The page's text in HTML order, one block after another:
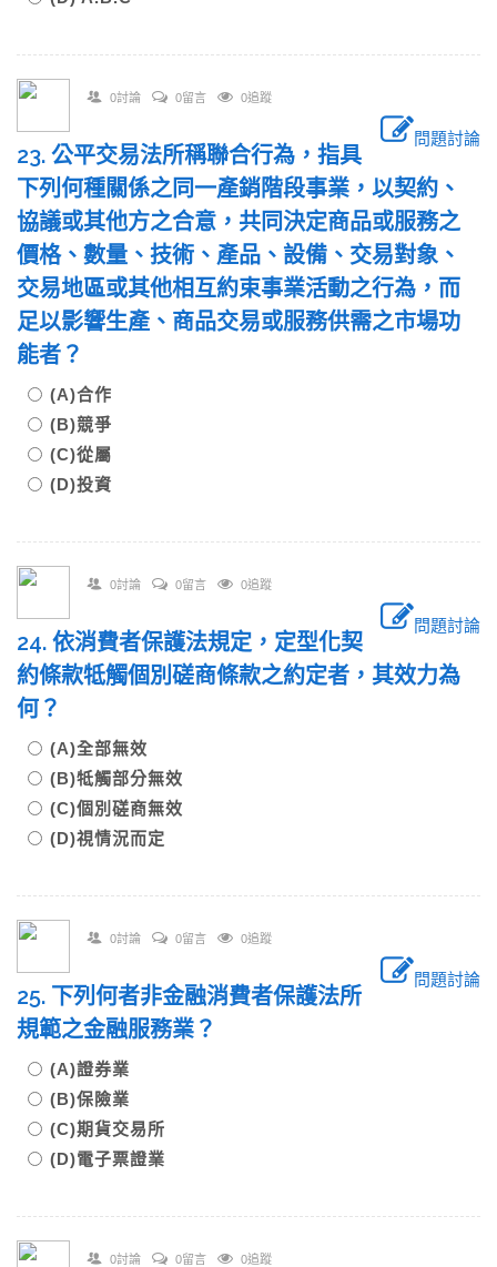
0討論 0留言 0追蹤
問題討論
23. 公平交易法所稱聯合行為，指具
下列何種關係之同一產銷階段事業，以契約、
協議或其他方之合意，共同決定商品或服務之
價格、數量、技術、產品、設備、交易對象、
交易地區或其他相互約束事業活動之行為，而
足以影響生產、商品交易或服務供需之市場功
能者？
(A)合作
(B)競爭
(C)從屬
(D)投資
0討論 0留言 0追蹤
問題討論
24. 依消費者保護法規定，定型化契
約條款牴觸個別磋商條款之約定者，其效力為
何？
(A)全部無效
(B)牴觸部分無效
(C)個別磋商無效
(D)視情況而定
0討論 0留言 0追蹤
問題討論
25. 下列何者非金融消費者保護法所
規範之金融服務業？
(A)證券業
(B)保險業
(C)期貨交易所
(D)電子票證業
0討論 0留言 0追蹤